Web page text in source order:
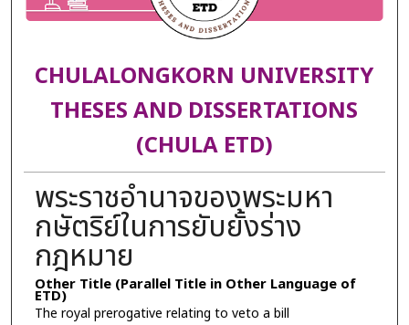
CHULALONGKORN UNIVERSITY
THESES AND DISSERTATIONS
(CHULA ETD)
พระราชอำนาจของพระมหา
กษัตริย์ในการยับยั้งร่าง
กฎหมาย
Other Title (Parallel Title in Other Language of
ETD)
The royal prerogative relating to veto a bill